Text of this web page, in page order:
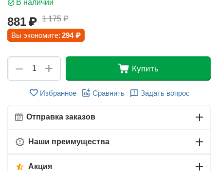
В наличии
881₽ 1 175 ₽
Вы экономите: 294 ₽
+
− Купить
Избранное Сравнить Задать вопрос
Отправка заказов
Наши преимущества
Акция